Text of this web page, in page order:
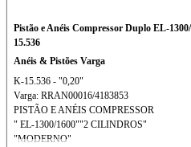
Pistão e Anéis Compressor Duplo EL-
15.536
Anéis & Pistões Varga
K-15.536 - "0,20"
Varga: RRAN00016/4183853
PISTÃO E ANÉIS COMPRESSOR
" EL-1300/1600""2 CILINDROS"
"MODERNO"